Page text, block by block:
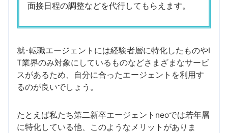
面接日程の調整などを代行してもらえます。
就･転職エージェントには経験者層に特化したものやI
T業界のみ対象にしているものなどさまざまなサービ
スがあるため、自分に合ったエージェントを利用す
るのが良いでしょう。
たとえば私たち第二新卒エージェントneoでは若年層
に特化している他、このようなメリットがありま